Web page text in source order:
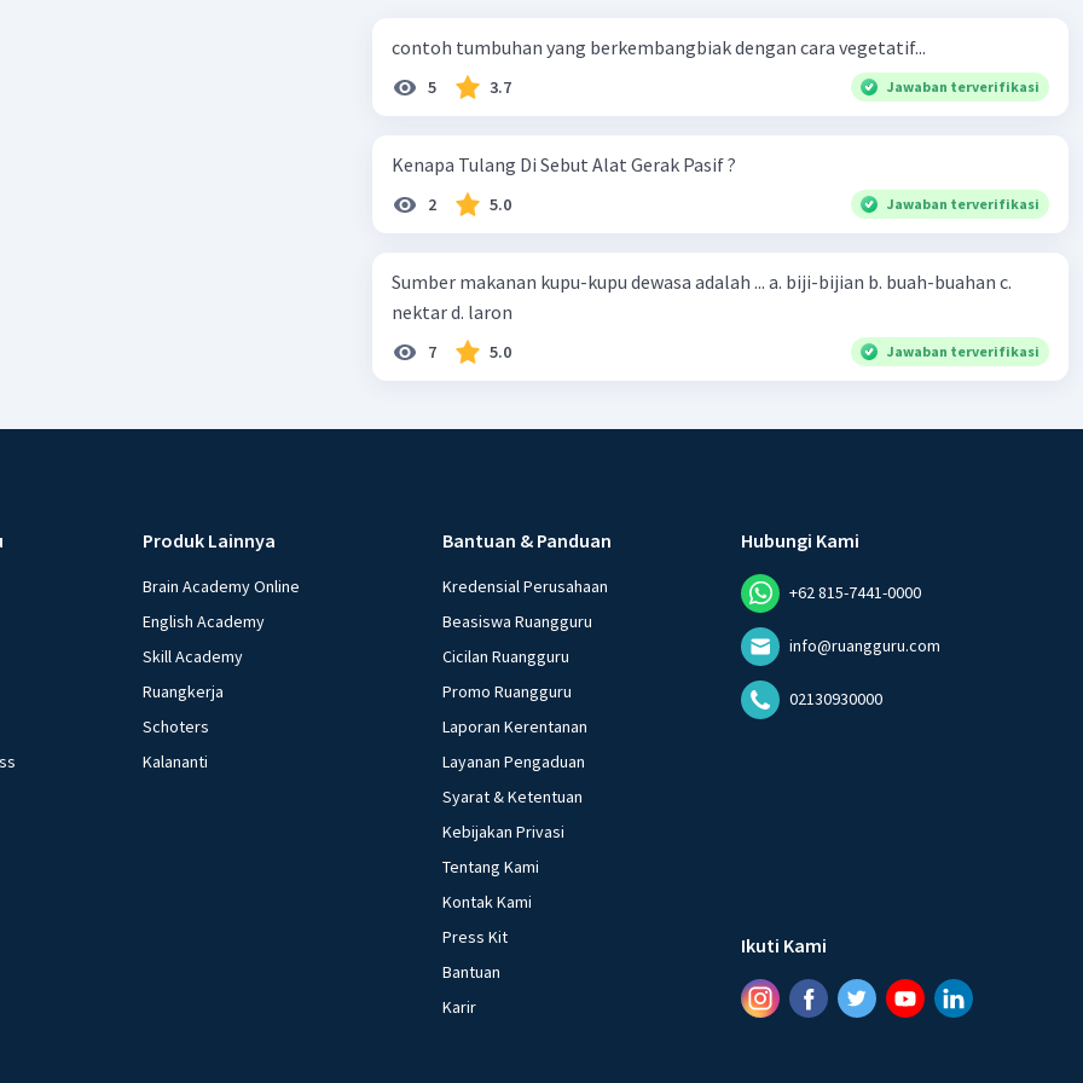
contoh tumbuhan yang berkembangbiak dengan cara vegetatif...
5 3.7 Jawaban terverifikasi
Kenapa Tulang Di Sebut Alat Gerak Pasif ?
2 5.0 Jawaban terverifikasi
Sumber makanan kupu-kupu dewasa adalah ... a. biji-bijian b. buah-buahan c.
nektar d. laron
7 5.0 Jawaban terverifikasi
Produk Lainnya
Brain Academy Online
English Academy
Skill Academy
Ruangkerja
Schoters
Kalananti
Bantuan & Panduan
Kredensial Perusahaan
Beasiswa Ruangguru
Cicilan Ruangguru
Promo Ruangguru
Laporan Kerentanan
Layanan Pengaduan
Syarat & Ketentuan
Kebijakan Privasi
Tentang Kami
Kontak Kami
Press Kit
Bantuan
Karir
Hubungi Kami
+62 815-7441-0000
info@ruangguru.com
02130930000
Ikuti Kami